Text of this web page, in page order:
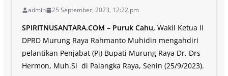
admin 25 September, 2023, 12:22 pm
SPIRITNUSANTARA.COM – Puruk Cahu, Wakil Ketua II
DPRD Murung Raya Rahmanto Muhidin mengahdiri
pelantikan Penjabat (Pj) Bupati Murung Raya Dr. Drs
Hermon, Muh.Si di Palangka Raya, Senin (25/9/2023).